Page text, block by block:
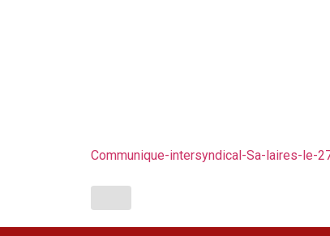
Communique-intersyndical-Sa-laires-le-